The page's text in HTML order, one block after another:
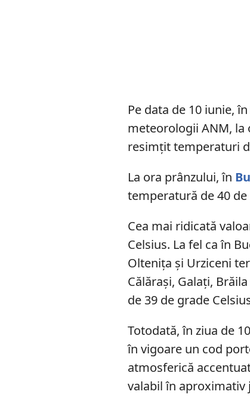
Pe data de 10 iunie,
meteorologii ANM, la
resimțit temperaturi
La ora prânzului, în
temperatură de 40 de
Cea mai ridicată
Celsius. La fel ca în
Olteniţa şi Urziceni
Călăraşi, Galaţi,
de 39 de grade
Totodată, în ziua de
în vigoare un cod
atmosferică
valabil în